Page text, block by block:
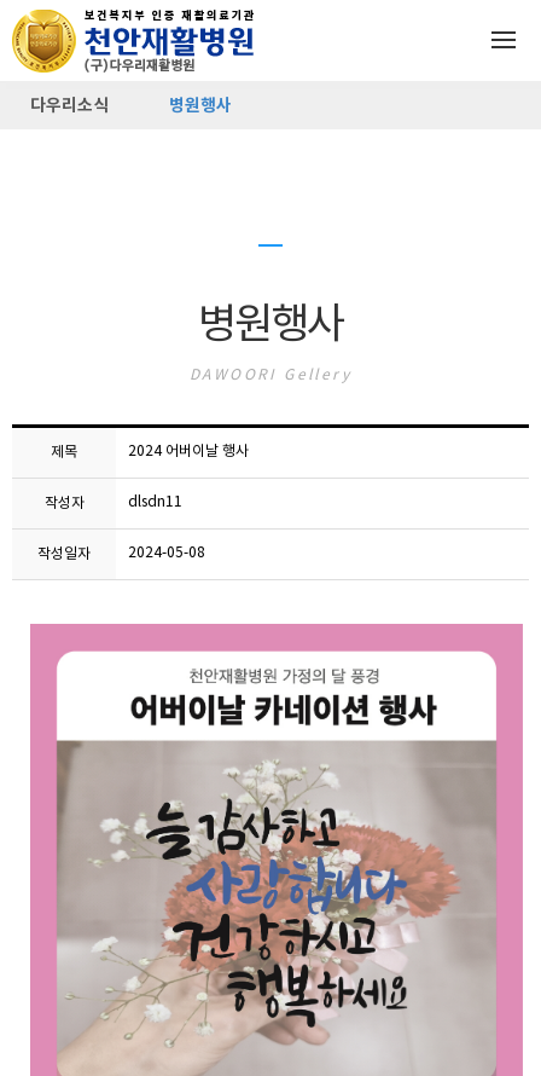
다우리소식 병원행사
병원행사
DAWOORI Gellery
제목 2024 어버이날 행사
작성자 dlsdn11
작성일자 2024-05-08